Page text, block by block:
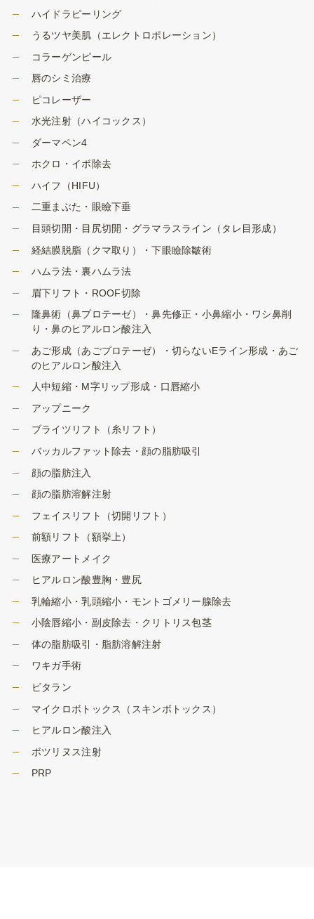
ハイドラピーリング
うるツヤ美肌（エレクトロポレーション）
コラーゲンピール
唇のシミ治療
ピコレーザー
水光注射（ハイコックス）
ダーマペン4
ホクロ・イボ除去
ハイフ（HIFU）
二重まぶた・眼瞼下垂
目頭切開・目尻切開・グラマラスライン（タレ目形成）
経結膜脱脂（クマ取り）・下眼瞼除皺術
ハムラ法・裏ハムラ法
眉下リフト・ROOF切除
隆鼻術（鼻プロテーゼ）・鼻先修正・小鼻縮小・ワシ鼻削
り・鼻のヒアルロン酸注入
あご形成（あごプロテーゼ）・切らないEライン形成・あご
のヒアルロン酸注入
人中短縮・M字リップ形成・口唇縮小
アップニーク
ブライツリフト（糸リフト）
バッカルファット除去・顔の脂肪吸引
顔の脂肪注入
顔の脂肪溶解注射
フェイスリフト（切開リフト）
前額リフト（額挙上）
医療アートメイク
ヒアルロン酸豊胸・豊尻
乳輪縮小・乳頭縮小・モントゴメリー腺除去
小陰唇縮小・副皮除去・クリトリス包茎
体の脂肪吸引・脂肪溶解注射
ワキガ手術
ビタラン
マイクロボトックス（スキンボトックス）
ヒアルロン酸注入
ボツリヌス注射
PRP